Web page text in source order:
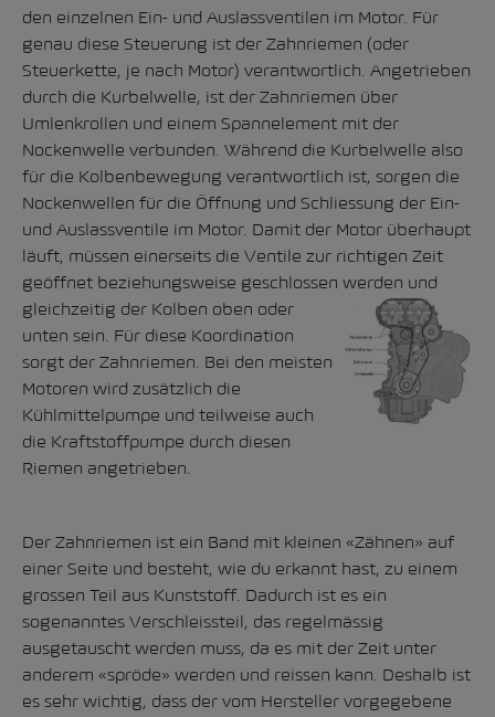
den einzelnen Ein- und Auslassventilen im Motor. Für
genau diese Steuerung ist der Zahnriemen (oder
Steuerkette, je nach Motor) verantwortlich. Angetrieben
durch die Kurbelwelle, ist der Zahnriemen über
Umlenkrollen und einem Spannelement mit der
Nockenwelle verbunden. Während die Kurbelwelle also
für die Kolbenbewegung verantwortlich ist, sorgen die
Nockenwellen für die Öffnung und Schliessung der Ein-
und Auslassventile im Motor. Damit der Motor überhaupt
läuft, müssen einerseits die Ventile zur richtigen Zeit
geöffnet beziehungsweise geschlossen werden und
gleichzeitig der Kolben oben oder
unten sein. Für diese Koordination
sorgt der Zahnriemen. Bei den meisten
Motoren wird zusätzlich die
Kühlmittelpumpe und teilweise auch
die Kraftstoffpumpe durch diesen
Riemen angetrieben.
Der Zahnriemen ist ein Band mit kleinen «Zähnen» auf
einer Seite und besteht, wie du erkannt hast, zu einem
grossen Teil aus Kunststoff. Dadurch ist es ein
sogenanntes Verschleissteil, das regelmässig
ausgetauscht werden muss, da es mit der Zeit unter
anderem «spröde» werden und reissen kann. Deshalb ist
es sehr wichtig, dass der vom Hersteller vorgegebene